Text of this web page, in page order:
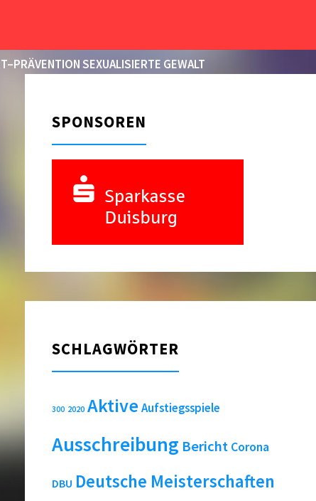
SEXUALISIERTE GEWALT
2015
SPONSOREN
SCHLAGWÖRTER
300 2020 Aktive Aufstiegsspiele
Ausschreibung Bericht Corona
DBU Deutsche Meisterschaften